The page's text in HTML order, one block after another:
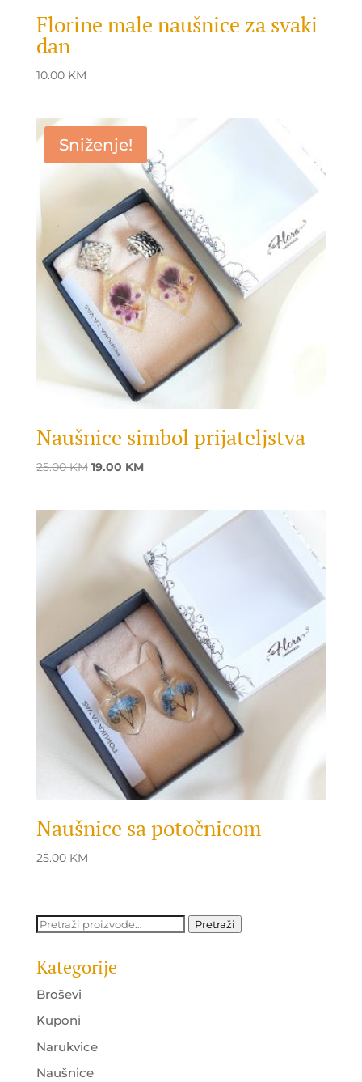
Florine male naušnice za svaki
dan
10.00 KM
Sniženje!
Naušnice simbol prijateljstva
25.00KM Original
19.00 KMCurrent
19.00 KM.
Naušnice sa potočnicom
25.00 KM
Pretraži: Pretraži
Kategorije
Broševi
Kuponi
Narukvice
Naušnice